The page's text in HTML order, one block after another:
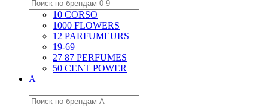
10 CORSO
1000 FLOWERS
12 PARFUMEURS
19-69
27 87 PERFUMES
50 CENT POWER
A